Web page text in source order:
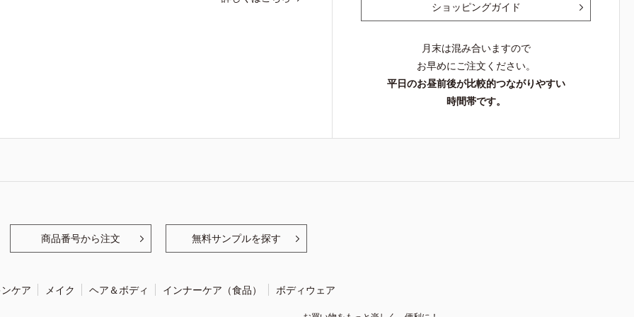
ショッピングガイド
月末は混み合いますので
お早めにご注文ください。
平日のお昼前後が比較的つながりやすい
時間帯です。
商品番号から注文 無料サンプルを探す
ケア メイク ヘア＆ボディ インナーケア（食品） ボディウェア